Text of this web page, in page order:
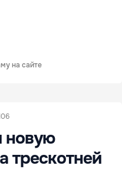
на сайте
новую
трескотней